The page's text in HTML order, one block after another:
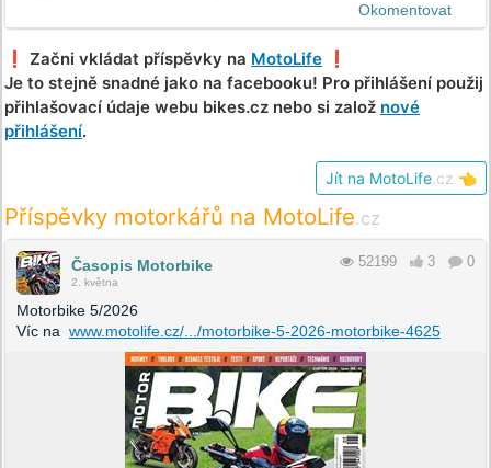
Okomentovat
❗️ Začni vkládat příspěvky na MotoLife ❗️
Je to stejně snadné jako na facebooku! Pro přihlášení použij
přihlašovací údaje webu bikes.cz nebo si založ nové
přihlášení.
Jít na MotoLife .cz 👈
Příspěvky motorkářů na MotoLife.cz
Časopis Motorbike
2. května
52199 3 0
Motorbike 5/2026
Víc na www.motolife.cz/.../motorbike-5-2026-motorbike-4625